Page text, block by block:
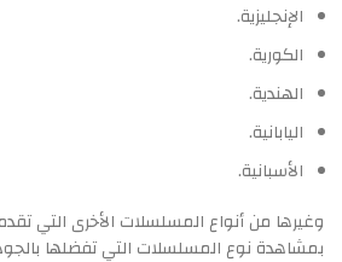
الإنجليزية.
الكورية.
الهندية.
اليابانية.
الأسبانية.
وغيرها من أنواع المسلسلات الأخرى التي
بمشاهدة نوع المسلسلات التي تفضلها